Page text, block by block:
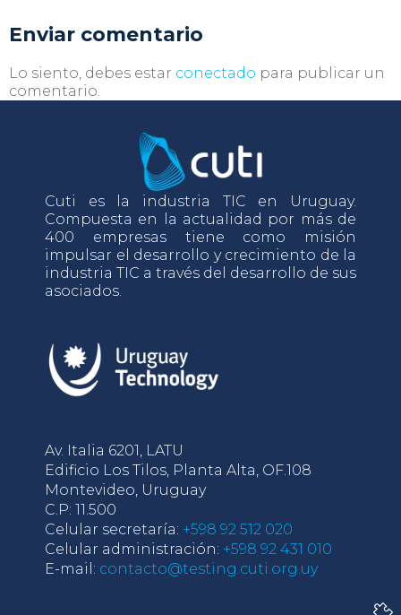
Enviar comentario
Lo siento, debes estar conectado para publicar un
comentario.
Cuti es la industria TIC en Uruguay.
Compuesta en la actualidad por más de
400 empresas tiene como misión
impulsar el desarrollo y crecimiento de la
industria TIC a través del desarrollo de sus
asociados.
Av. Italia 6201, LATU
Edificio Los Tilos, Planta Alta, OF.108
Montevideo, Uruguay
C.P: 11.500
Celular secretaría: +598 92 512 020
Celular administración: +598 92 431 010
E-mail: contacto@testing.cuti.org.uy